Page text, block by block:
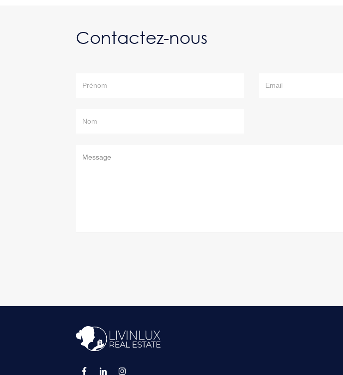
Contactez-nous